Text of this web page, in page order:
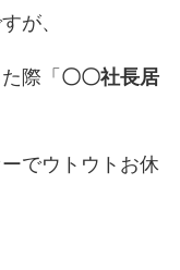
が、
際「〇〇社長居
でウトウトお休